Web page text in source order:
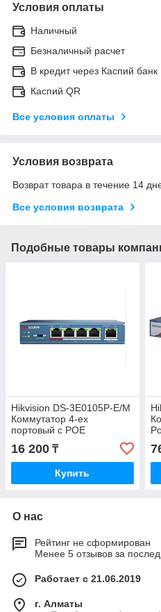
Условия оплаты
Наличный
Безналичный расчет
В кредит через Каспий банк
Каспий QR
Все условия оплаты
Условия возврата
Возврат товара в течение 14
Все условия возврата
Подобные товары
Hikvision DS-3E0105P-E/M
Коммутатор 4-ех
портовый с POE
16 200 ₸
Купить
О нас
Рейтинг не сформирован
Менее 5 отзывов за
Работает с 21.06.2019
г. Алматы